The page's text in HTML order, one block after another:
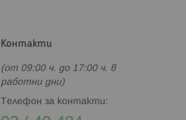
Контакти
(от 09:00 ч. до 17:00 ч. в
работни дни)
Телефон за контакти: